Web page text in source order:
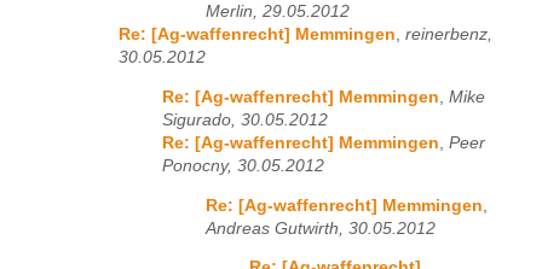
Merlin, 29.05.2012
Re: [Ag-waffenrecht] Memmingen, reinerbenz,
30.05.2012
Re: [Ag-waffenrecht] Memmingen Mike
Sigurado, 30.05.2012
Re: [Ag-waffenrecht] Memmingen Peer
Ponocny, 30.05.2012
Re: [Ag-waffenrecht] Memmingen
Andreas Gutwirth, 30.05.2012